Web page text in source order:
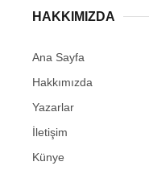
HAKKIMIZDA
Ana Sayfa
Hakkımızda
Yazarlar
İletişim
Künye